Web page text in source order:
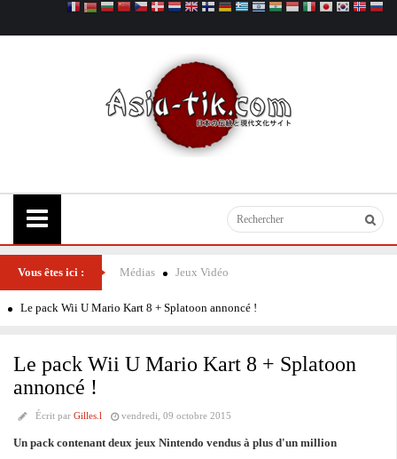
Vous êtes ici : Médias Jeux Vidéo
Le pack Wii U Mario Kart 8 + Splatoon annoncé !
Le pack Wii U Mario Kart 8 + Splatoon
annoncé !
Écrit par Gilles.l vendredi, 09 octobre 2015
Un pack contenant deux jeux Nintendo vendus à plus d'un million